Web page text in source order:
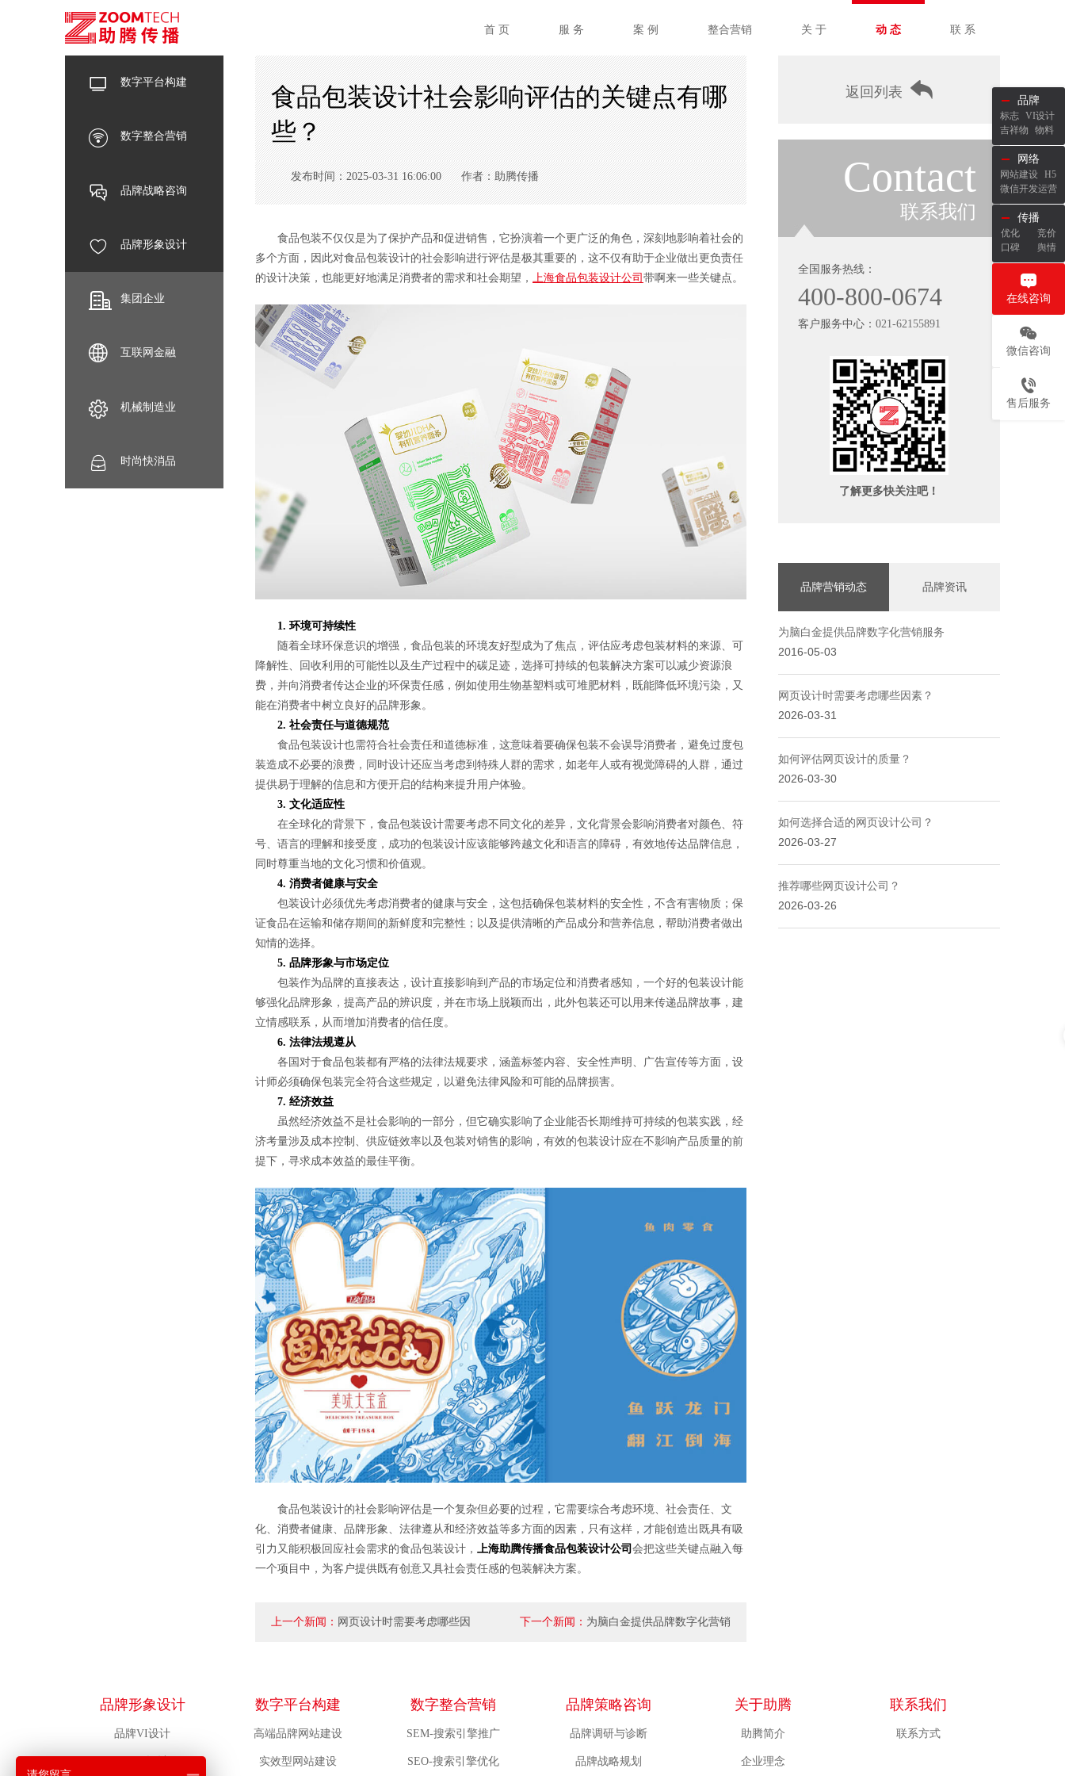
首 页 服 务 案 例 整合营销 关 于 动 态 联 系
数字平台构建
数字整合营销
品牌战略咨询
品牌形象设计
集团企业
互联网金融
机械制造业
时尚快消品
食品包装设计社会影响评估的关键点有哪
些？
发布时间：2025-03-31 16:06:00 作者：助腾传播
食品包装不仅仅是为了保护产品和促进销售，它扮演着一个更广泛的角色，深刻地影响着社会的
多个方面，因此对食品包装设计的社会影响进行评估是极其重要的，这不仅有助于企业做出更负责任
的设计决策，也能更好地满足消费者的需求和社会期望， 上海食品包装设计公司 带啊来一些关键点。
1. 环境可持续性
随着全球环保意识的增强，食品包装的环境友好型成为了焦点，评估应考虑包装材料的来源、可
降解性、回收利用的可能性以及生产过程中的碳足迹，选择可持续的包装解决方案可以减少资源浪
费，并向消费者传达企业的环保责任感，例如使用生物基塑料或可堆肥材料，既能降低环境污染，又
能在消费者中树立良好的品牌形象。
2. 社会责任与道德规范
食品包装设计也需符合社会责任和道德标准，这意味着要确保包装不会误导消费者，避免过度包
装造成不必要的浪费，同时设计还应当考虑到特殊人群的需求，如老年人或有视觉障碍的人群，通过
提供易于理解的信息和方便开启的结构来提升用户体验。
3. 文化适应性
在全球化的背景下，食品包装设计需要考虑不同文化的差异，文化背景会影响消费者对颜色、符
号、语言的理解和接受度，成功的包装设计应该能够跨越文化和语言的障碍，有效地传达品牌信息，
同时尊重当地的文化习惯和价值观。
4. 消费者健康与安全
包装设计必须优先考虑消费者的健康与安全，这包括确保包装材料的安全性，不含有害物质；保
证食品在运输和储存期间的新鲜度和完整性；以及提供清晰的产品成分和营养信息，帮助消费者做出
知情的选择。
5. 品牌形象与市场定位
包装作为品牌的直接表达，设计直接影响到产品的市场定位和消费者感知，一个好的包装设计能
够强化品牌形象，提高产品的辨识度，并在市场上脱颖而出，此外包装还可以用来传递品牌故事，建
立情感联系，从而增加消费者的信任度。
6. 法律法规遵从
各国对于食品包装都有严格的法律法规要求，涵盖标签内容、安全性声明、广告宣传等方面，设
计师必须确保包装完全符合这些规定，以避免法律风险和可能的品牌损害。
7. 经济效益
虽然经济效益不是社会影响的一部分，但它确实影响了企业能否长期维持可持续的包装实践，经
济考量涉及成本控制、供应链效率以及包装对销售的影响，有效的包装设计应在不影响产品质量的前
提下，寻求成本效益的最佳平衡。
食品包装设计的社会影响评估是一个复杂但必要的过程，它需要综合考虑环境、社会责任、文
化、消费者健康、品牌形象、法律遵从和经济效益等多方面的因素，只有这样，才能创造出既具有吸
引力又能积极回应社会需求的食品包装设计， 上海助腾传播食品包装设计公司 会把这些关键点融入每
一个项目中，为客户提供既有创意又具社会责任感的包装解决方案。
上一个新闻： 网页设计时需要考虑哪些因 下一个新闻： 为脑白金提供品牌数字化营销
返回列表
Contact
联系我们
全国服务热线：
400-800-0674
客户服务中心： 021-62155891
了解更多快关注吧！
品牌营销动态 品牌资讯
为脑白金提供品牌数字化营销服务
2016-05-03
网页设计时需要考虑哪些因素？
2026-03-31
如何评估网页设计的质量？
2026-03-30
如何选择合适的网页设计公司？
2026-03-27
推荐哪些网页设计公司？
2026-03-26
品牌形象设计
品牌VI设计
数字平台构建
高端品牌网站建设
实效型网站建设
数字整合营销
SEM-搜索引擎推广
SEO-搜索引擎优化
品牌策略咨询
品牌调研与诊断
品牌战略规划
关于助腾
助腾简介
企业理念
联系我们
联系方式
品牌
标志 VI设计
吉祥物
物料
网络
网站建设 H5
微信开发运营
传播
优化
竞价
口碑
舆情
在线咨询
微信咨询
售后服务